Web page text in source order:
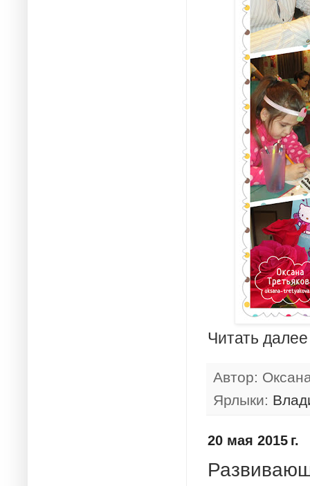
Читать
Автор:
Ярлыки:
20 мая 2015 г.